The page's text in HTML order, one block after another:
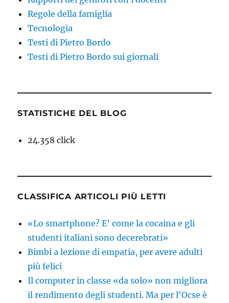
Regole della famiglia
Tecnologia
Testi di Pietro Bordo
Testi di Pietro Bordo sui giornali
STATISTICHE DEL BLOG
24.358 click
CLASSIFICA ARTICOLI PIÙ LETTI
«Lo smartphone? E’ come la cocaina e gli
studenti italiani sono decerebrati»
Bimbi a lezione di empatia, per avere adulti
più felici
Il computer in classe «da solo» non migliora
il rendimento degli studenti. Ma per l'Ocse è